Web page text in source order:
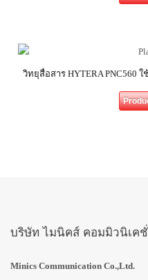
วิทยุสื่อสาร HYTERA PNC560
บริษัท ไมนิคส์ คอมมิวนิเค
Minics Communication Co.,Ltd.